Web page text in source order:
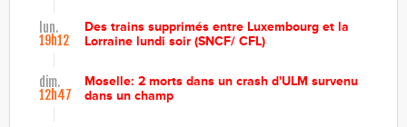
lun.
19h12
Des trains supprimés entre Luxembourg et la
Lorraine lundi soir (SNCF/ CFL)
dim.
12h47
Moselle: 2 morts dans un crash d'ULM survenu
dans un champ